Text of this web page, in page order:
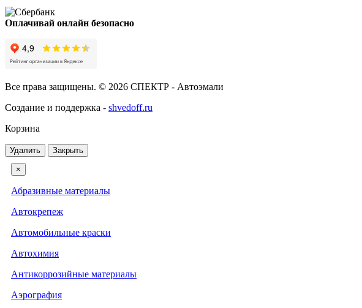
Оплачивай онлайн безопасно
Все права защищены. © 2026 СПЕКТР - Автоэмали
Создание и поддержка - shvedoff.ru
Корзина
Удалить Закрыть
×
Абразивные материалы
Автокрепеж
Автомобильные краски
Автохимия
Антикоррозийные материалы
Аэрография